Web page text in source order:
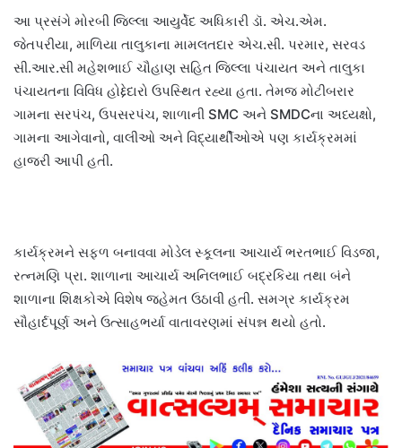
આ પ્રસંગે મોરબી જિલ્લા આયુર્વેદ અધિકારી ડૉ. એચ.એમ.
જેતપરીયા, માળિયા તાલુકાના મામલતદાર એચ.સી. પરમાર, સરવડ
સી.આર.સી મહેશભાઈ ચૌહાણ સહિત જિલ્લા પંચાયત અને તાલુકા
પંચાયતના વિવિધ હોદ્દેદારો ઉપસ્થિત રહ્યા હતા. તેમજ મોટીબરાર
ગામના સરપંચ, ઉપસરપંચ, શાળાની SMC અને SMDCના અધ્યક્ષો,
ગામના આગેવાનો, વાલીઓ અને વિદ્યાર્થીઓએ પણ કાર્યક્રમમાં
હાજરી આપી હતી.
કાર્યક્રમને સફળ બનાવવા મોડેલ સ્કૂલના આચાર્ય ભરતભાઈ વિડજા,
રત્નમણિ પ્રા. શાળાના આચાર્ય અનિલભાઈ બદ્રકિયા તથા બંને
શાળાના શિક્ષકોએ વિશેષ જહેમત ઉઠાવી હતી. સમગ્ર કાર્યક્રમ
સૌહાર્દપૂર્ણ અને ઉત્સાહભર્યા વાતાવરણમાં સંપન્ન થયો હતો.